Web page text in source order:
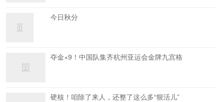
今日秋分
夺金×9！中国队集齐杭州亚运会金牌九宫格
硬核！咱除了来人，还整了这么多“狠活儿”